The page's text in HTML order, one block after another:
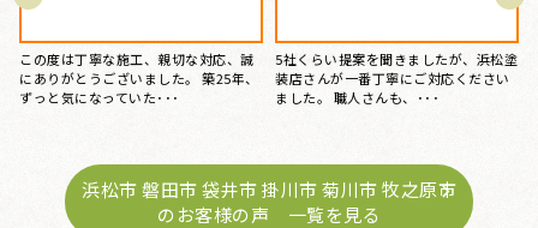
色選びの要望を何度も聞いてもらい、
感謝している。 仕事ぶりは、とても一
生懸命に感じ、対応もな･･･
15年前にマイホームを購入してから、
特にお手入れはしておらず、ある時庇
浜松市 磐田市 袋井市 掛川市 菊川市 牧之原市
のお客様の声 一覧を見る